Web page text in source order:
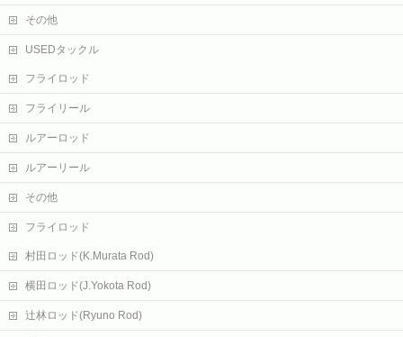
その他
USEDタックル
フライロッド
フライリール
ルアーロッド
ルアーリール
その他
フライロッド
村田ロッド(K.Murata Rod)
横田ロッド(J.Yokota Rod)
辻林ロッド(Ryuno Rod)